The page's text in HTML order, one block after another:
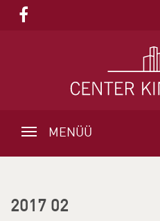
MENÜÜ
2017 02